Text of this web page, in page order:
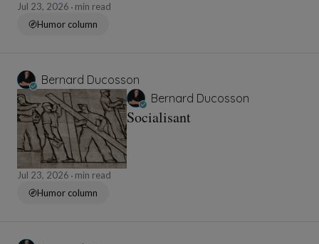
Jul 23, 2026
min read
Humor column
Bernard Ducosson
Bernard Ducosson
Socialisant
Jul 23, 2026
min read
Humor column